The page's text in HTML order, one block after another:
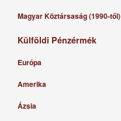
Magyar Köztársaság (1990-től)
Külföldi Pénzérmék
Európa
Amerika
Ázsia